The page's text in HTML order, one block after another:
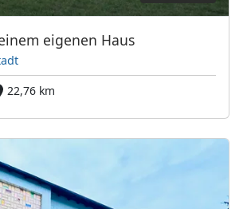
eigenen Haus
22,76 km